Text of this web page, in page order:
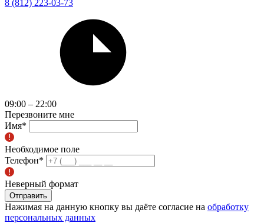
8 (812) 223-03-73
09:00 – 22:00
Перезвоните мне
Имя*
Необходимое поле
Телефон*
Неверный формат
Отправить
Нажимая на данную кнопку вы даёте согласие на обработку
персональных данных